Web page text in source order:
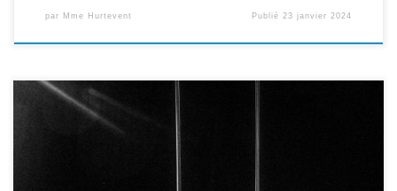
par Mme Hurtevent Publié 23 janvier 2024
On est partis pour voir un spectacle au théâtre avec plein d’élèves.